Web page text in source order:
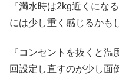
『満水時は2kg近くにな
には少し重く感じるかも
『コンセントを抜くと
回設定し直すのが少し面